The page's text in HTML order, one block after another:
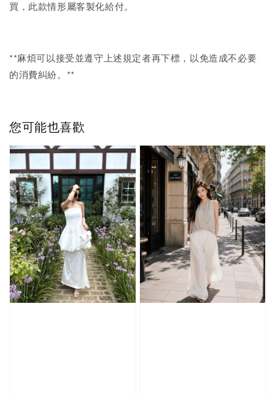
買，此款情形屬客製化給付。
**麻煩可以接受並遵守上述規定者再下標，以免造成不必要
的消費糾紛。**
您可能也喜歡